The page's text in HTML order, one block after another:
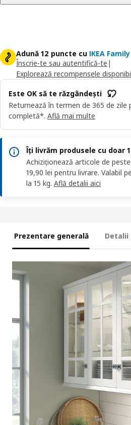
Adună 12 puncte cu IKEA Family
Înscrie-te sau autentifică-te |
Explorează recompensele
Este OK să te răzgândești
Returnează în termen de 365 de zile
completă*. Află mai multe
Îți livrăm produsele cu doar
Achiziționează articole de
19,90 lei pentru livrare. Valabil
la 15 kg. Află detalii aici
Prezentare generală Detalii